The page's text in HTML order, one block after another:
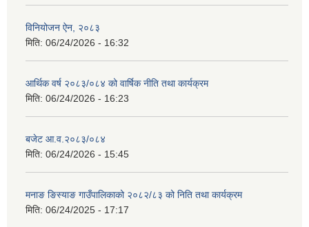
विनियोजन ऐन, २०८३
मिति: 06/24/2026 - 16:32
आर्थिक वर्ष २०८३/०८४ को वार्षिक नीति तथा कार्यक्रम
मिति: 06/24/2026 - 16:23
बजेट आ.व.२०८३/०८४
मिति: 06/24/2026 - 15:45
मनाङ ङिस्याङ गाउँपालिकाको २०८२/८३ को निति तथा कार्यक्रम
मिति: 06/24/2025 - 17:17